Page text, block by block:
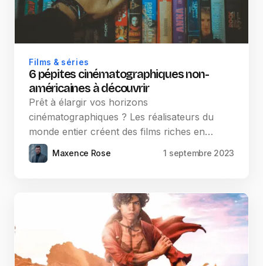
Films & séries
6 pépites cinématographiques non-
américaines à découvrir
Prêt à élargir vos horizons
cinématographiques ? Les réalisateurs du
monde entier créent des films riches en…
Maxence Rose 1 septembre 2023